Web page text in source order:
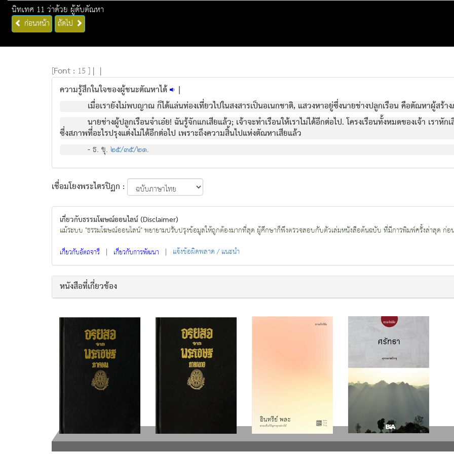
นิทเทศ 11 ว่าด้วย ผู้ดับตัณหา
ก่อนหน้า ถัดไป
[Font : 15 ] | |
ความรู้สึกในใจของผู้ชนะตัณหาได้
|
เมื่อเรายังไม่พบญาณ ก็ได้แล่นท่องเที่ยวไปในสงสารเป็นอเนกชาติ, แสวงหาอยู่ซึ่งนายช่างปลูกเรือน คือตัณหาผู้สร้า
นายช่างผู้ปลูกเรือนจำเอ๋ย! ฉันรู้จักแกเสียแล้ว; เจ้าจะทำเรือนให้เราไม่ได้อีกต่อไป. โครงเรือนทั้งหมดของเจ้า เราหั
ซึ่งสภาพที่อะไรปรุงแต่งไม่ได้อีกต่อไป เพราะถึงความสิ้นไปแห่งตัณหาเสียแล้ว
- ธ. ขุ.๒๕/๓๕/๒๑.
เชื่อมโยงพระไตรปิฏก :
เกี่ยวกับธรรมโฆษณ์ออนไลน์ (Disclaimer)
แม้ระบบ "ธรรมโฆษณ์ออนไลน์" พยายามปรับปรุงข้อมูลให้ถูกต้องมากที่สุด ผู้ศึกษาก็พึงตรวจสอบกับตัวเล่มหนังสือต้นฉบับ ที่มีการพิมพ์ครั้งล่าสุด ก่อน
เกี่ยวกับอัตถจารี | เกี่ยวกับการพัฒนา | แจ้งข้อผิดพลาด / แนะนำ
หนังสือที่เกี่ยวข้อง